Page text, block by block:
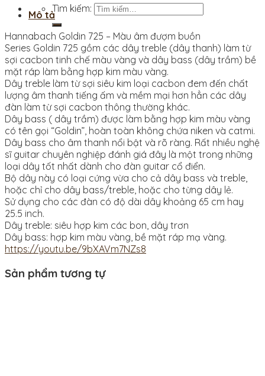
Tìm kiếm:
Mô tả
Hannabach Goldin 725 – Màu âm đượm buồn
Series Goldin 725 gồm các dây treble (dây thanh) làm từ
sợi cacbon tinh chế màu vàng và dây bass (dây trầm) bề
mặt ráp làm bằng hợp kim màu vàng.
Dây treble làm từ sợi siêu kim loại cacbon đem đến chất
lượng âm thanh tiếng ấm và mềm mại hơn hẳn các dây
đàn làm từ sợi cacbon thông thường khác.
Dây bass ( dây trầm) được làm bằng hợp kim màu vàng
có tên gọi “Goldin”, hoàn toàn không chứa niken và catmi.
Dây bass cho âm thanh nổi bật và rõ ràng. Rất nhiều nghệ
sĩ guitar chuyên nghiệp đánh giá đây là một trong những
loại dây tốt nhất dành cho đàn guitar cổ điển.
Bộ dây này có loại cứng vừa cho cả dây bass và treble,
hoặc chỉ cho dây bass/treble, hoặc cho từng dây lẻ.
Sử dụng cho các đàn có độ dài dây khoảng 65 cm hay
25.5 inch.
Dây treble: siêu hợp kim các bon, dây trơn
Dây bass: hợp kim màu vàng, bề mặt ráp mạ vàng.
https://youtu.be/9bXAVm7NZs8
Sản phẩm tương tự